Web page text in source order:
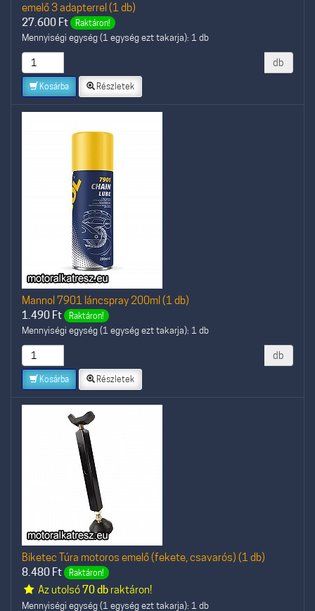
emelő 3 adapterrel (1 db)
27.600 Ft Raktáron!
Mennyiségi egység (1 egység ezt takarja): 1 db
db
Kosárba Részletek
Mannol 7901 láncspray 200ml (1 db)
1.490 Ft Raktáron!
Mennyiségi egység (1 egység ezt takarja): 1 db
db
Kosárba Részletek
Biketec Túra motoros emelő (fekete, csavarós) (1 db)
8.480 Ft Raktáron!
Az utolsó70 dbraktáron!
Mennyiségi egység (1 egység ezt takarja): 1 db